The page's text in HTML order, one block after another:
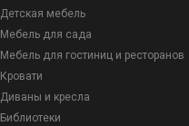
Детская мебель
Мебель для сада
Мебель для гостиниц и ресторанов
Кровати
Диваны и кресла
Библиотеки